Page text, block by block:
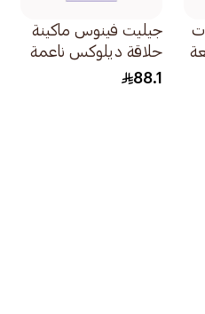
جيليت فينوس ماكينة
حلاقة ديلوكس ناعمة
دوارة بنفسجية 1قطعة
88.1